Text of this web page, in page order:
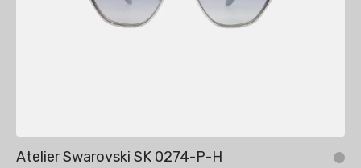
Atelier Swarovski SK 0274-P-H